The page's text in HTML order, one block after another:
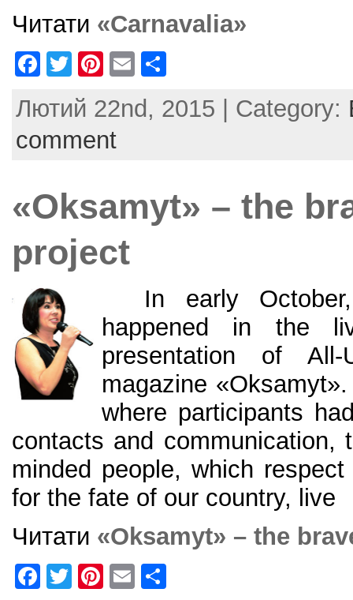
Читати «Carnavalia»
F
c
e
o
o
k
T
itt
er
Pi
er
e
E
ai ar
Лютий 22nd, 2015 | Category:
comment
«Oksamyt» – the
project
In early October,
happened in the
presentation of All-
magazine
where participants
contacts and communication,
minded people, which
for the fate of our country, live
Читати «Oksamyt» – the
F
T
Pi
E